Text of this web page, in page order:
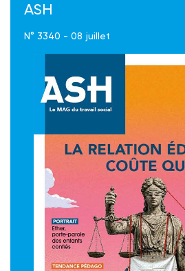
ASH
N° 3340 - 08 juillet